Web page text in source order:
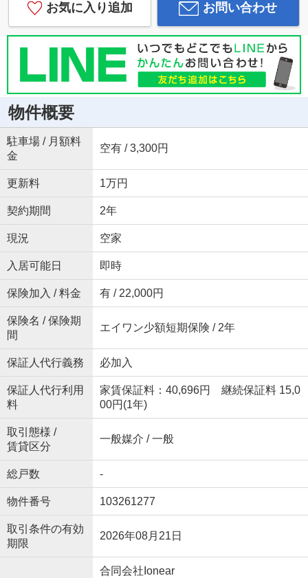
お気に入り追加 お問い合わせ
物件概要
駐車場 / 月額料
金
空有 / 3,300円
更新料 1万円
契約期間 2年
現況 空家
入居可能日 即時
保険加入 / 料金 有 / 22,000円
保険名 / 保険期
間
エイワン少額短期保険 / 2年
保証人代行義務 必加入
保証人代行利用
料
家賃保証料：40,696円 継続保証料 15,0
00円(1年)
取引態様 /
賃貸区分
一般媒介 / 一般
総戸数 -
物件番号 103261277
取引条件の有効
期限
2026年08月21日
合同会社Ionear